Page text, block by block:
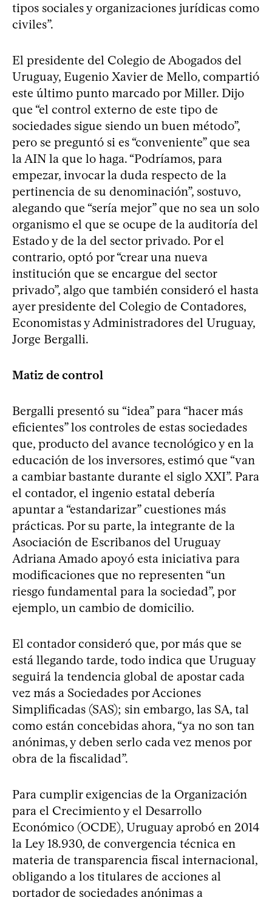
tipos sociales y organizaciones jurídicas como
civiles”.
El presidente del Colegio de Abogados del
Uruguay, Eugenio Xavier de Mello, compartió
este último punto marcado por Miller. Dijo
que “el control externo de este tipo de
sociedades sigue siendo un buen método”,
pero se preguntó si es “conveniente” que sea
la AIN la que lo haga. “Podríamos, para
empezar, invocar la duda respecto de la
pertinencia de su denominación”, sostuvo,
alegando que “sería mejor” que no sea un solo
organismo el que se ocupe de la auditoría del
Estado y de la del sector privado. Por el
contrario, optó por “crear una nueva
institución que se encargue del sector
privado”, algo que también consideró el hasta
ayer presidente del Colegio de Contadores,
Economistas y Administradores del Uruguay,
Jorge Bergalli.
Matiz de control
Bergalli presentó su “idea” para “hacer más
eficientes” los controles de estas sociedades
que, producto del avance tecnológico y en la
educación de los inversores, estimó que “van
a cambiar bastante durante el siglo XXI”. Para
el contador, el ingenio estatal debería
apuntar a “estandarizar” cuestiones más
prácticas. Por su parte, la integrante de la
Asociación de Escribanos del Uruguay
Adriana Amado apoyó esta iniciativa para
modificaciones que no representen “un
riesgo fundamental para la sociedad”, por
ejemplo, un cambio de domicilio.
El contador consideró que, por más que se
está llegando tarde, todo indica que Uruguay
seguirá la tendencia global de apostar cada
vez más a Sociedades por Acciones
Simplificadas (SAS); sin embargo, las SA, tal
como están concebidas ahora, “ya no son tan
anónimas, y deben serlo cada vez menos por
obra de la fiscalidad”.
Para cumplir exigencias de la Organización
para el Crecimiento y el Desarrollo
Económico (OCDE), Uruguay aprobó en 2014
la Ley 18.930, de convergencia técnica en
materia de transparencia fiscal internacional,
obligando a los titulares de acciones al
portador de sociedades anónimas a